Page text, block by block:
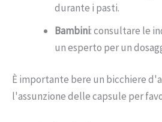
durante i pasti.
Bambini: consultare le
un esperto per un
È importante bere un bicchiere
l'assunzione delle capsule per